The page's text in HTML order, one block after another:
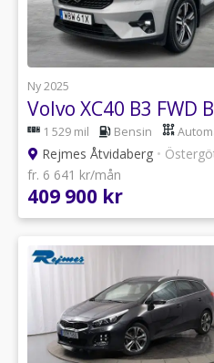
Ny 2025
Volvo XC40 B3 FWD
1 529 mil Bensin
Rejmes Åtvidaberg •
fr. 6 641 kr/mån
409 900 kr